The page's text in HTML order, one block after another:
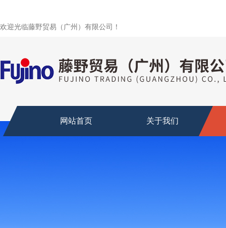
欢迎光临藤野贸易（广州）有限公司！
网站首页 关于我们